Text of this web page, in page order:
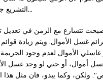
التشريع جزء من التاريخ، ليس الا…
تتسارع مع الزمن في تعديل
غسل الأموال. ويتم زيادة
الأموال لعدم وجود
أموال، أو حتي لو وجد غسل
ولكن، وكما يبدو، فان مثل هذا